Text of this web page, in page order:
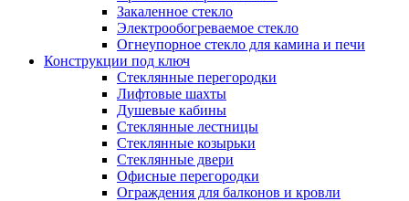
Закаленное стекло
Электрообогреваемое стекло
Огнеупорное стекло для камина и печи
Конструкции под ключ
Стеклянные перегородки
Лифтовые шахты
Душевые кабины
Cтеклянные лестницы
Cтеклянные козырьки
Cтеклянные двери
Офисные перегородки
Ограждения для балконов и кровли